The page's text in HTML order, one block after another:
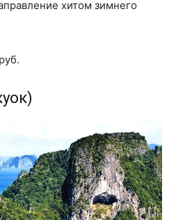
хитом зимнего